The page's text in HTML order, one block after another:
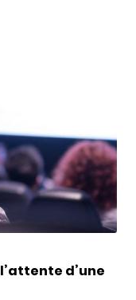
d’une